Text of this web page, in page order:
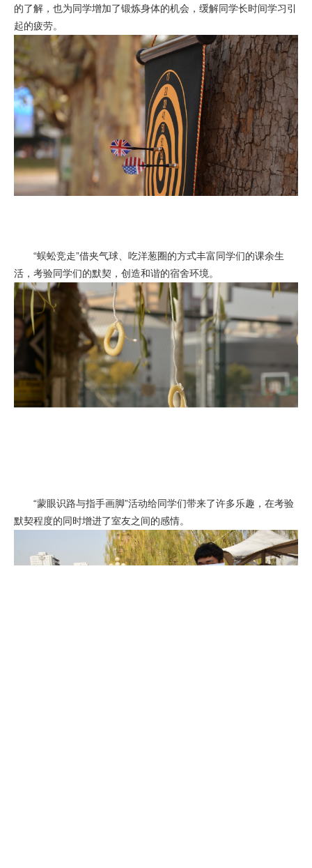
的了解，也为同学增加了锻炼身体的机会，缓解同学长时间学习引
起的疲劳。
“蜈蚣竞走”借夹气球、吃洋葱圈的方式丰富同学们的课余生
活，考验同学们的默契，创造和谐的宿舍环境。
“蒙眼识路与指手画脚”活动给同学们带来了许多乐趣，在考验
默契程度的同时增进了室友之间的感情。